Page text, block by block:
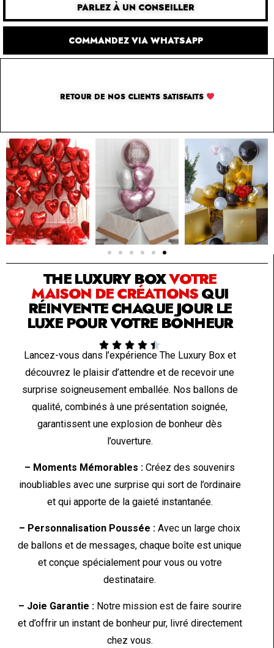
PARLEZ À UN CONSEILLER
COMMANDEZ VIA WHATSAPP
RETOUR DE NOS CLIENTS SATISFAITS
SOLUTION PAR THE LUXURY BOX & CO
THE LUXURY BOXVOTRE
MAISON DE CRÉATIONSQUI
RÉINVENTE CHAQUE JOUR LE
LUXE POUR VOTRE BONHEUR
    
Lancez-vous dans l’expérience The Luxury Box et
découvrez le plaisir d’attendre et de recevoir une
surprise soigneusement emballée. Nos ballons de
qualité, combinés à une présentation soignée,
garantissent une explosion de bonheur dès
l’ouverture.
– Moments Mémorables : Créez des souvenirs
inoubliables avec une surprise qui sort de l’ordinaire
et qui apporte de la gaieté instantanée.
– Personnalisation Poussée : Avec un large choix
de ballons et de messages, chaque boîte est unique
et conçue spécialement pour vous ou votre
destinataire.
– Joie Garantie :Notre mission est de faire sourire
et d’offrir un instant de bonheur pur, livré directement
chez vous.